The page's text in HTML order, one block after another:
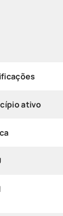
ativo